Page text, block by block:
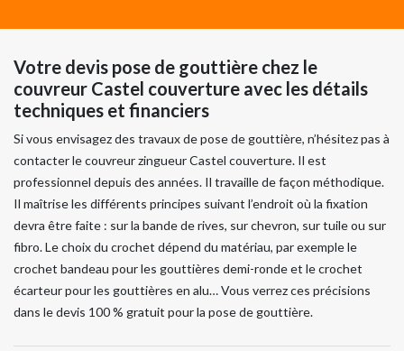
Votre devis pose de gouttière chez le
couvreur Castel couverture avec les détails
techniques et financiers
Si vous envisagez des travaux de pose de gouttière, n’hésitez pas à
contacter le couvreur zingueur Castel couverture. Il est
professionnel depuis des années. Il travaille de façon méthodique.
Il maîtrise les différents principes suivant l’endroit où la fixation
devra être faite : sur la bande de rives, sur chevron, sur tuile ou sur
fibro. Le choix du crochet dépend du matériau, par exemple le
crochet bandeau pour les gouttières demi-ronde et le crochet
écarteur pour les gouttières en alu… Vous verrez ces précisions
dans le devis 100 % gratuit pour la pose de gouttière.